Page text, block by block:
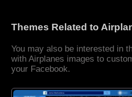
Themes Related to
You may also be interested in
with Airplanes images to
your Facebook.